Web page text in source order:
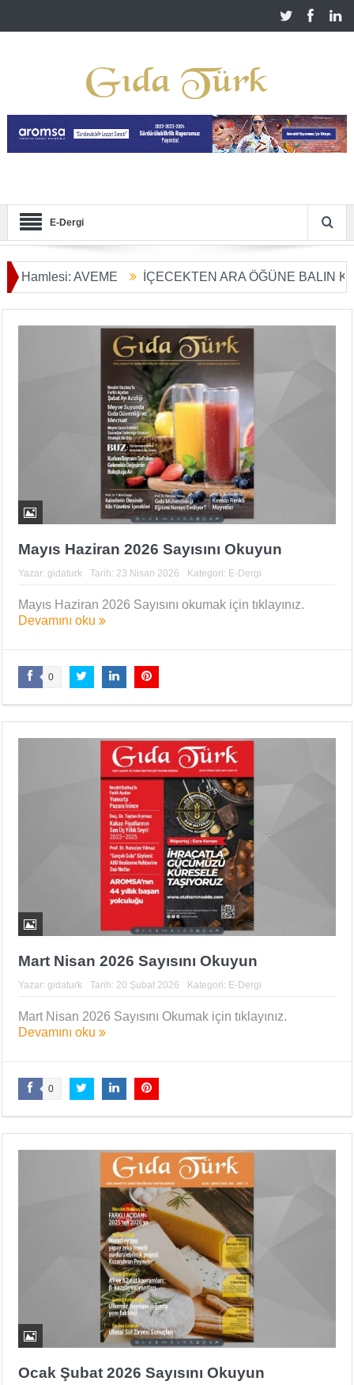
E-Dergi
AVEME İÇECEKTEN ARA ÖĞÜNE BALIN KULLANIM
Başladı
Mayıs Haziran 2026 Sayısını Okuyun
Yazar: gidaturk Tarih: 23 Nisan 2026 Kategori: E-Dergi
Mayıs Haziran 2026 Sayısını okumak için tıklayınız.
Devamını oku
0
Mart Nisan 2026 Sayısını Okuyun
Yazar: gidaturk Tarih: 20 Şubat 2026 Kategori: E-Dergi
Mart Nisan 2026 Sayısını Okumak için tıklayınız.
Devamını oku
0
Ocak Şubat 2026 Sayısını Okuyun